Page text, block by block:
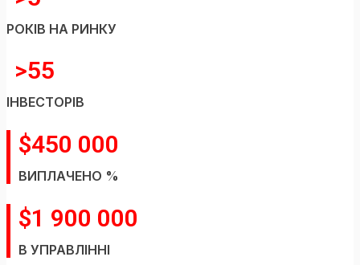
РОКIВ НА РИНКУ
>55
IНВЕСТОРIВ
$450 000
ВИПЛАЧЕНО %
$1 900 000
В УПРАВЛIННI